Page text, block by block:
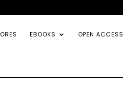
EBOOKS OPEN ACCESS